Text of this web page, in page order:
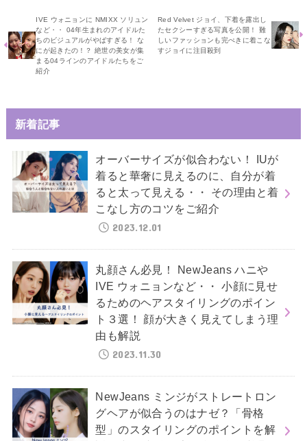
IVE ウォニョンに NMIXX ソリュン
など・・ 04年生まれのアイドルた
ちのビジュアルがやばすぎる！ な
にが起きたの！？ 絶世の美女が集
まる04ラインのアイドルたちをご
紹介
Red Velvet ジョイ、下着を露出し
たセクシーすぎる写真を公開！ 難
しいファッションも完ぺきに着こな
すジョイに注目殺到
新着記事
オーバーサイズが似合わない！ IUが
着ると華奢に見えるのに、自分が着
ると太って見える・・ その理由と着
こなし方のコツをご紹介
2023.12.01
丸顔さん必見！ NewJeans ハニや
IVE ウォニョンなど・・ 小顔に見せ
るためのヘアスタイリングのポイン
ト３選！ 顔が大きく見えてしまう理
由も解説
2023.11.30
NewJeans ミンジがストレートロン
グヘアが似合うのはナゼ？「骨格
型」のスタイリングのポイントを解